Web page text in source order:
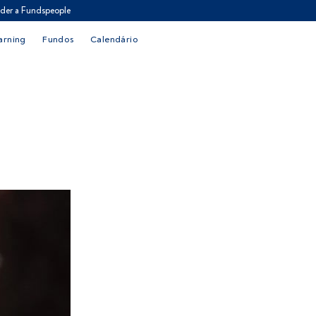
a Fundspeople
Fundos Calendário